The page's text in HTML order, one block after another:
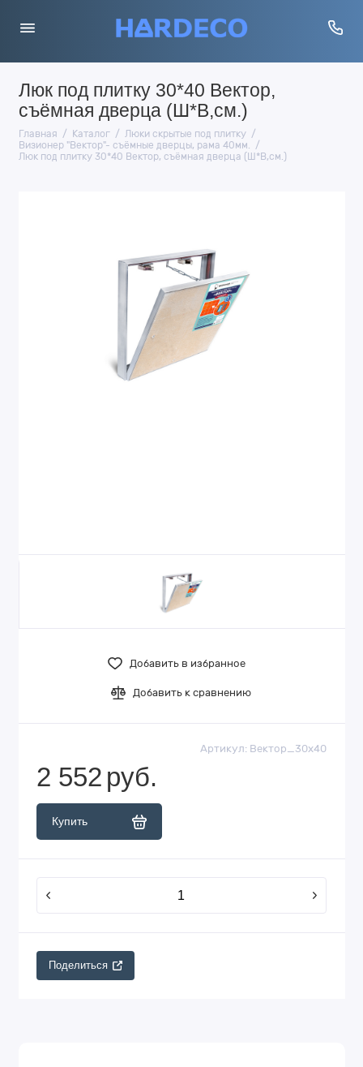
Люк под плитку 30*40 Вектор,
съёмная дверца (Ш*В,см.)
Главная Каталог
Люки скрытые под плитку
Визионер "Вектор"- съёмные дверцы, рама 40мм.
Люк под плитку 30*40 Вектор, съёмная дверца (Ш*В,см.)
Добавить в избранное
Добавить к сравнению
Артикул: Вектор_30х40
2 552 руб.
Купить
Поделиться